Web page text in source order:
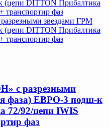
с разрезными
фаза) ЕВРО-3 подш-к
72/92/цепи IWIS
фаз